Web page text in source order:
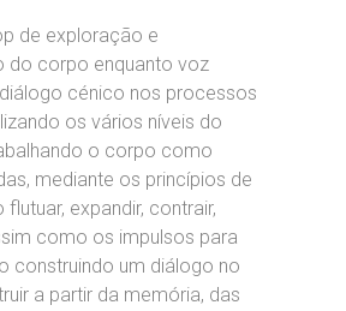
de exploração e
do corpo enquanto voz
cénico nos processos
os vários níveis do
o corpo como
mediante os princípios de
expandir, contrair,
como os impulsos para
construindo um diálogo no
a partir da memória, das